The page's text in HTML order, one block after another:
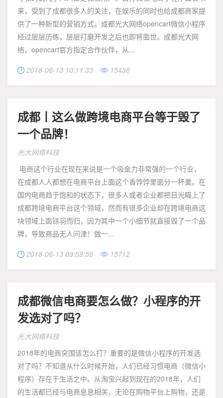
来，受到了成都很多人的关注，在娱乐的同时也给成都商家提
供了一种新型的营销方式。成都光大网络opencart微信小程序
经过层层历练，层层打磨开发之后也即将面世。成都光大网
络，opencart官方指定合作伙伴，从...
 2018-06-13 10:11:33  15436
成都丨这么做跨境电商平台等于毁了
一个品牌！
光大网络科技
电商这个行业在现在来说是一个吸金力非常强的一个行业，
在成都人人都想在电商平台上面这个香饽饽里面分一杯羹。在
国内电商趋于饱和的状态下，很多人或者企业都把目光瞄上了
成都跨境电商平台这个领域，然而有很多企业却在跨境电商这
块领域上面铩羽而归，因为其中一个小细节就直接毁了一个品
牌，导致商品无人问津！做一...
 2018-06-13 09:59:56  15712
成都微信电商要怎么做？小程序的开
发选对了吗？
光大网络科技
2018年的电商突围该怎么打？重要的是微信小程序的开发选
对了吗？不知道从什么时候开始，人们已经习惯电商（微信小
程序）存在于生活之中。从淘宝兴起到现在的2018年，人们
的生活都已经与电商息息相关，无论在购物平台上购物，还是